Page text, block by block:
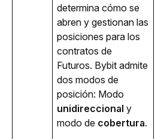
determina cómo se
abren y gestionan las
posiciones para los
contratos de
Futuros. Bybit admite
dos modos de
unidireccional y
modo de cobertura.